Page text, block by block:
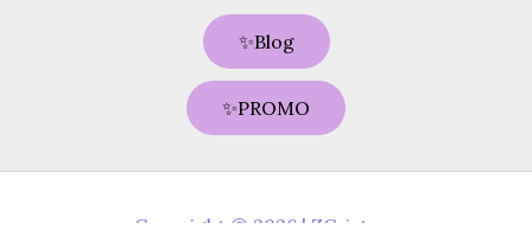
✨Blog
✨PROMO
Copyright © 2026 | ZCristaux